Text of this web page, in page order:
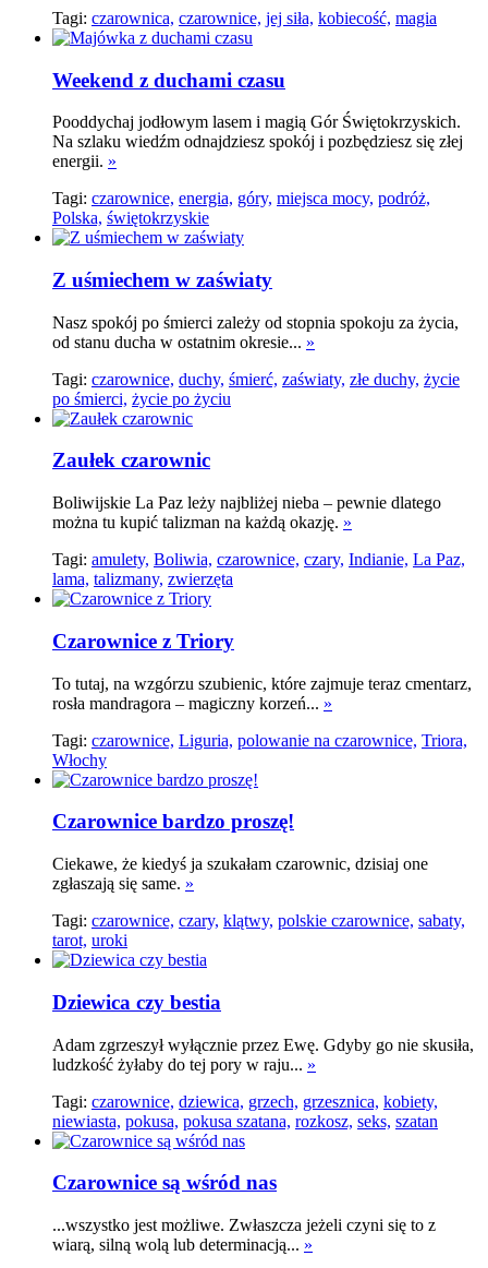
Tagi: czarownica, czarownice, jej siła, kobiecość, magia
Weekend z duchami czasu
Pooddychaj jodłowym lasem i magią Gór Świętokrzyskich.
Na szlaku wiedźm odnajdziesz spokój i pozbędziesz się złej
energii. »
Tagi: czarownice, energia, góry, miejsca mocy, podróż,
Polska, świętokrzyskie
Z uśmiechem w zaświaty
Nasz spokój po śmierci zależy od stopnia spokoju za życia,
od stanu ducha w ostatnim okresie... »
Tagi: czarownice, duchy, śmierć, zaświaty, złe duchy, życie
po śmierci, życie po życiu
Zaułek czarownic
Boliwijskie La Paz leży najbliżej nieba – pewnie dlatego
można tu kupić talizman na każdą okazję. »
Tagi: amulety, Boliwia, czarownice, czary, Indianie, La Paz,
lama, talizmany, zwierzęta
Czarownice z Triory
To tutaj, na wzgórzu szubienic, które zajmuje teraz cmentarz,
rosła mandragora – magiczny korzeń... »
Tagi: czarownice, Liguria, polowanie na czarownice, Triora,
Włochy
Czarownice bardzo proszę!
Ciekawe, że kiedyś ja szukałam czarownic, dzisiaj one
zgłaszają się same. »
Tagi: czarownice, czary, klątwy, polskie czarownice, sabaty,
tarot, uroki
Dziewica czy bestia
Adam zgrzeszył wyłącznie przez Ewę. Gdyby go nie skusiła,
ludzkość żyłaby do tej pory w raju... »
Tagi: czarownice, dziewica, grzech, grzesznica, kobiety,
niewiasta, pokusa, pokusa szatana, rozkosz, seks, szatan
Czarownice są wśród nas
...wszystko jest możliwe. Zwłaszcza jeżeli czyni się to z
wiarą, silną wolą lub determinacją... »